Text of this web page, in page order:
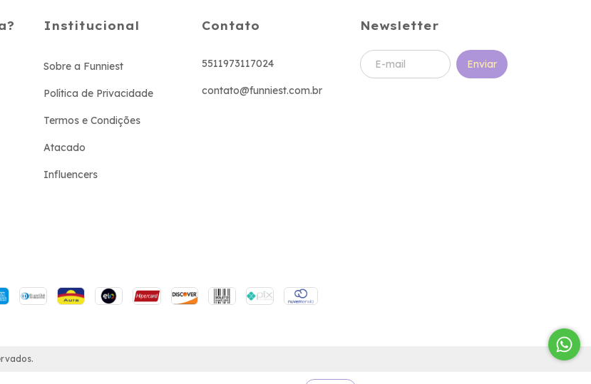
Institucional
Sobre a Funniest
Política de Privacidade
Termos e Condições
Atacado
Influencers
Contato
5511973117024
contato@funniest.com.br
Newsletter